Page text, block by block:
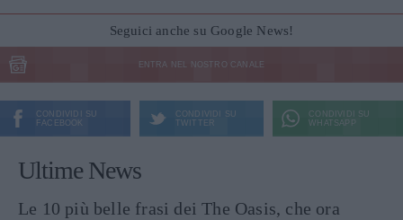
Seguici anche su Google News!
ENTRA NEL NOSTRO CANALE
CONDIVIDI SU
FACEBOOK
CONDIVIDI SU
TWITTER
CONDIVIDI SU
WHATSAPP
Ultime News
Le 10 più belle frasi dei The Oasis, che ora